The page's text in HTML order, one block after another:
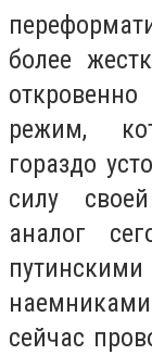
более
режим,
гораздо
силу
аналог
сейчас